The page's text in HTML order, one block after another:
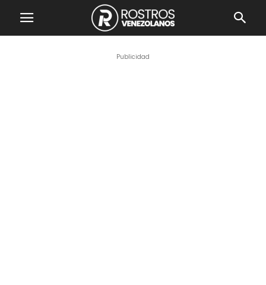
Publicidad